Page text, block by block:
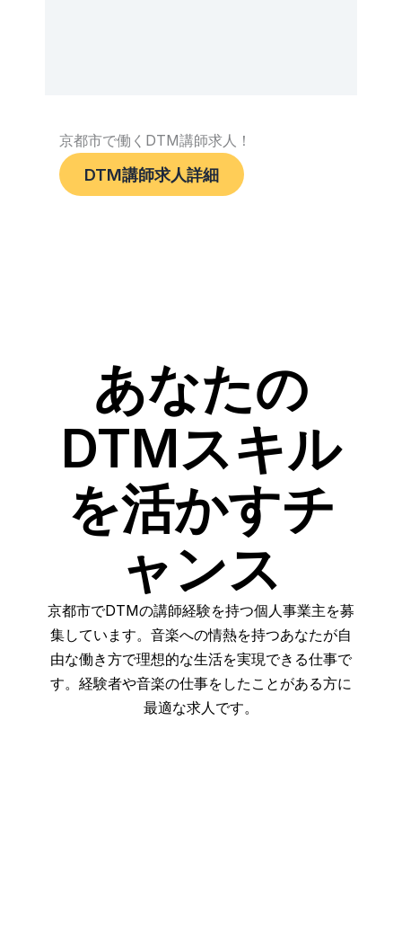
京都市で働くDTM講師求人！
DTM講師求人詳細
あなたの
DTMスキル
を活かすチ
ャンス
京都市でDTMの講師経験を持つ個人事業主を募
集しています。音楽への情熱を持つあなたが自
由な働き方で理想的な生活を実現できる仕事で
す。経験者や音楽の仕事をしたことがある方に
最適な求人です。